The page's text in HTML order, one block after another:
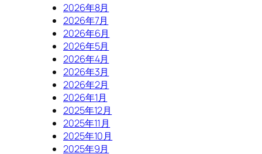
2026年8月
2026年7月
2026年6月
2026年5月
2026年4月
2026年3月
2026年2月
2026年1月
2025年12月
2025年11月
2025年10月
2025年9月